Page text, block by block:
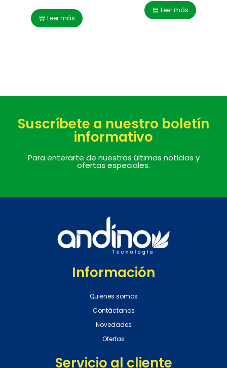
Leer más
Leer más
Suscríbete a nuestro boletín
informativo
Para enterarte de nuestras últimas noticias y
ofertas especiales.
Información
Quienes somos
Contáctanos
Novedades
Ofertas
Servicio al cliente